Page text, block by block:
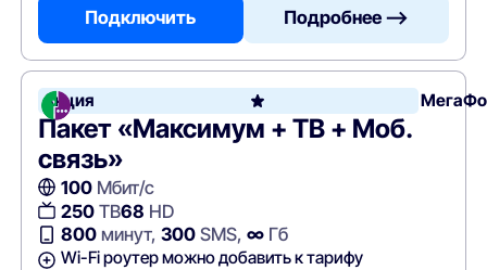
Подключить Подробнее —>
Акция
Пакет «Максимум + ТВ + Моб.
связь»
100Мбит/с
250ТВ68 HD
800минут, 300SMS, ∞Гб
Wi-Fi роутер можно добавить к тарифу